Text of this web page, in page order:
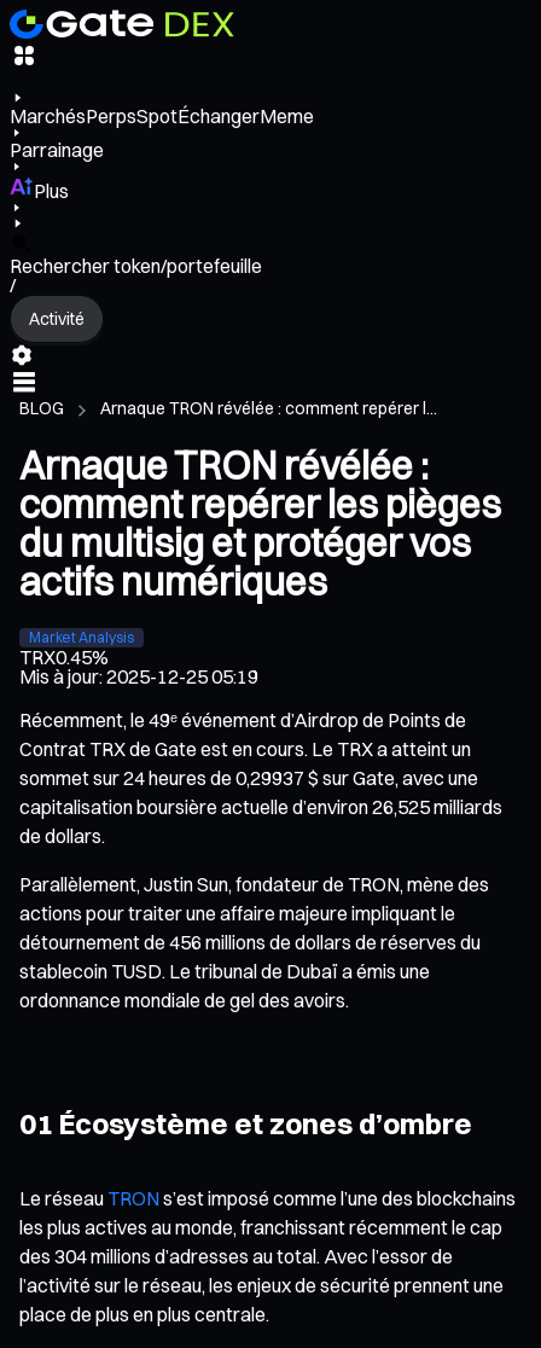
MarchésPerpsSpotÉchangerMeme
Parrainage
Plus
Rechercher token/portefeuille
/
Activité
BLOG Arnaque TRON révélée : comment repérer l...
Arnaque TRON révélée :
comment repérer les pièges
du multisig et protéger vos
actifs numériques
Market Analysis
TRX0.45%
Mis à jour:2025-12-25 05:19
Récemment, le 49ᵉ événement d’Airdrop de Points de
Contrat TRX de Gate est en cours. Le TRX a atteint un
sommet sur 24 heures de 0,29937 $ sur Gate, avec une
capitalisation boursière actuelle d’environ 26,525 milliards
de dollars.
Parallèlement, Justin Sun, fondateur de TRON, mène des
actions pour traiter une affaire majeure impliquant le
détournement de 456 millions de dollars de réserves du
stablecoin TUSD. Le tribunal de Dubaï a émis une
ordonnance mondiale de gel des avoirs.
01 Écosystème et zones d’ombre
Le réseau TRONs’est imposé comme l’une des blockchains
les plus actives au monde, franchissant récemment le cap
des 304 millions d’adresses au total. Avec l’essor de
l’activité sur le réseau, les enjeux de sécurité prennent une
place de plus en plus centrale.